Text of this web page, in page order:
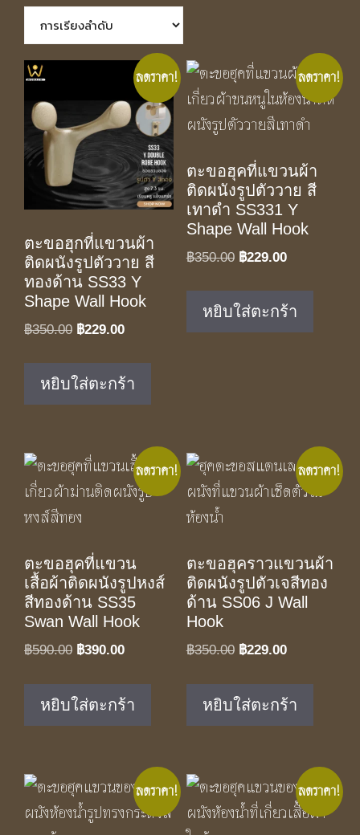
ลดราคา!
ตะขอฮุกที่แขวนผ้า
ติดผนังรูปตัววาย สี
ทองด้าน SS33 Y
Shape Wall Hook
฿350.00 Original
was:
฿350.00.
฿229.00Current
฿229.00.
หยิบใส่ตะกร้า
ลดราคา!
ตะขอฮุคที่แขวนผ้า
ติดผนังรูปตัววาย สี
เทาดำ SS331 Y
Shape Wall Hook
฿350.00 Original
was:
฿350.00.
฿229.00Current
฿229.00.
หยิบใส่ตะกร้า
ลดราคา!
ตะขอฮุคที่แขวน
เสื้อผ้าติดผนังรูปหงส์
สีทองด้าน SS35
Swan Wall Hook
฿590.00 Original
was:
฿590.00.
฿390.00Current
฿390.00.
หยิบใส่ตะกร้า
ลดราคา!
ตะขอฮุคราวแขวนผ้า
ติดผนังรูปตัวเจสีทอง
ด้าน SS06 J Wall
Hook
฿350.00 Original
was:
฿350.00.
฿229.00Current
฿229.00.
หยิบใส่ตะกร้า
ลดราคา! ลดราคา!